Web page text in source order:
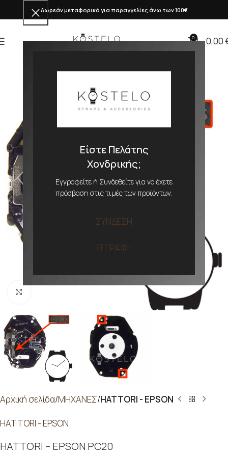
Είστε Πελάτης
Χονδρικής;
Εγγραφείτε ή Συνδεθείτε για να έχετε
πρόσβαση στις τιμές των προϊόντων.
ΣΥΝΔΕΣΗ
ΕΓΓΡΑΦΗ
Δωρεάν μεταφορικά για παραγγελίες άνω των 100€
0 0,00
Αρχική σελίδα ΜΗΧΑΝΕΣ HATTORI - EPSON
HATTORI - EPSON
HATTORI – EPSON PC20